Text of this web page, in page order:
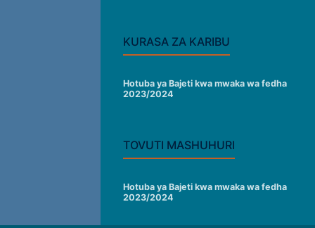
KURASA ZA KARIBU
Hotuba ya Bajeti kwa mwaka wa fedha
2023/2024
TOVUTI MASHUHURI
Hotuba ya Bajeti kwa mwaka wa fedha
2023/2024